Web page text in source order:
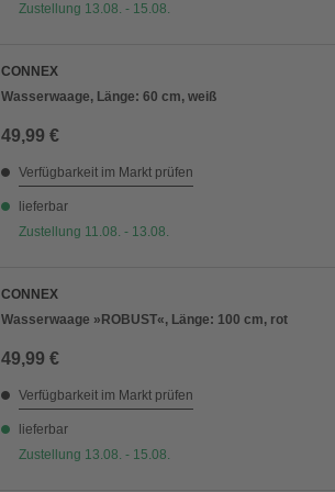
Zustellung 13.08. - 15.08.
CONNEX
Wasserwaage, Länge: 60 cm, weiß
49,99 €
Verfügbarkeit im Markt prüfen
lieferbar
Zustellung 11.08. - 13.08.
CONNEX
Wasserwaage »ROBUST«, Länge: 100 cm, rot
49,99 €
Verfügbarkeit im Markt prüfen
lieferbar
Zustellung 13.08. - 15.08.